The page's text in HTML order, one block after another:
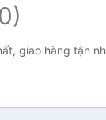
giao hàng tận